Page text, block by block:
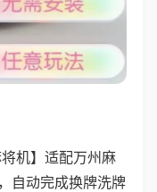
机】适配万州麻
自动完成换牌洗牌